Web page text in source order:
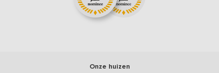
Onze huizen